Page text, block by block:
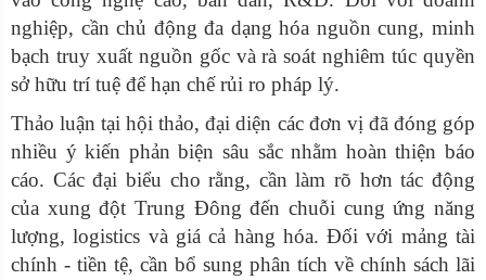
nghiệp, cần chủ động đa dạng hóa nguồn cung, minh
bạch truy xuất nguồn gốc và rà soát nghiêm túc quyền
sở hữu trí tuệ để hạn chế rủi ro pháp lý.
Thảo luận tại hội thảo, đại diện các đơn vị đã đóng góp
nhiều ý kiến phản biện sâu sắc nhằm hoàn thiện báo
cáo. Các đại biểu cho rằng, cần làm rõ hơn tác động
của xung đột Trung Đông đến chuỗi cung ứng năng
lượng, logistics và giá cả hàng hóa. Đối với mảng tài
chính - tiền tệ, cần bổ sung phân tích về chính sách lãi